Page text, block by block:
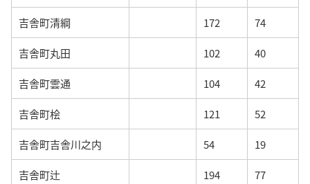
吉舎町清綱 172 74
吉舎町丸田 102 40
吉舎町雲通 104 42
吉舎町桧 121 52
吉舎町吉舎川之内 54 19
吉舎町辻 194 77